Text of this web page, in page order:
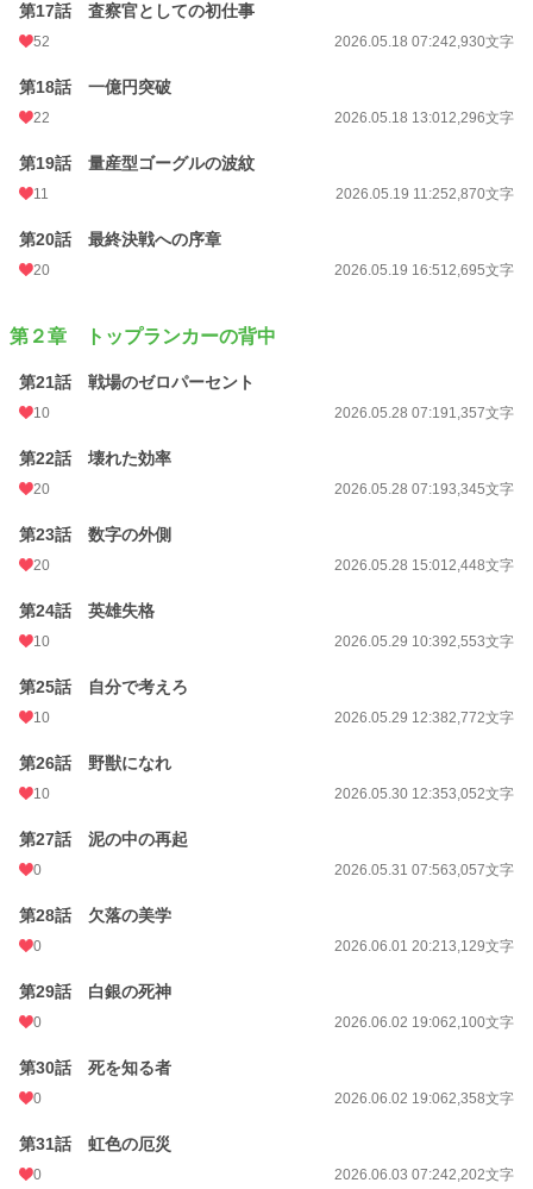
第17話 査察官としての初仕事
52 2026.05.18 07:242,930文字
第18話 一億円突破
22 2026.05.18 13:012,296文字
第19話 量産型ゴーグルの波紋
11 2026.05.19 11:252,870文字
第20話 最終決戦への序章
20 2026.05.19 16:512,695文字
第２章 トップランカーの背中
第21話 戦場のゼロパーセント
10 2026.05.28 07:191,357文字
第22話 壊れた効率
20 2026.05.28 07:193,345文字
第23話 数字の外側
20 2026.05.28 15:012,448文字
第24話 英雄失格
10 2026.05.29 10:392,553文字
第25話 自分で考えろ
10 2026.05.29 12:382,772文字
第26話 野獣になれ
10 2026.05.30 12:353,052文字
第27話 泥の中の再起
0 2026.05.31 07:563,057文字
第28話 欠落の美学
0 2026.06.01 20:213,129文字
第29話 白銀の死神
0 2026.06.02 19:062,100文字
第30話 死を知る者
0 2026.06.02 19:062,358文字
第31話 虹色の厄災
0 2026.06.03 07:242,202文字